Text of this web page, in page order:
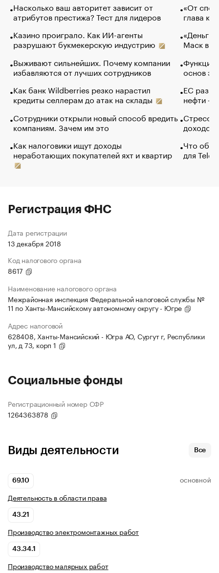
Насколько ваш авторитет зависит от
атрибутов престижа? Тест для лидеров
Казино проиграло. Как ИИ-агенты
разрушают букмекерскую индустрию
Выживают сильнейших. Почему компании
избавляются от лучших сотрудников
Как банк Wildberries резко нарастил
кредиты селлерам до атак на склады
Сотрудники открыли новый способ вредить
компаниям. Зачем им это
Как налоговики ищут доходы
неработающих покупателей яхт и квартир
«От
глава
«Деньги
Маск в
Функции
основ
ЕС
нефти —
Стресс
доходов
Что
для
Регистрация ФНС
Дата регистрации
13 декабря 2018
Код налогового органа
8617
Наименование налогового органа
Межрайонная инспекция Федеральной налоговой службы №
11 по Ханты-Мансийскому автономному округу - Югре
Адрес налоговой
628408, Ханты-Мансийский - Югра АО, Сургут г, Республики
ул, д 73, корп 1
Социальные фонды
Регистрационный номер СФР
1264363878
Виды деятельности Все
69.10 ОСНОВНОЙ
Деятельность в области права
43.21
Производство электромонтажных работ
43.34.1
Производство малярных работ